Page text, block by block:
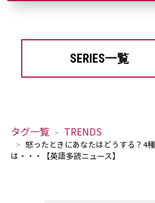
SERIES一覧
タグ一覧 TRENDS
怒ったときにあなたはどうする？4
は・・・【英語多読ニュース】